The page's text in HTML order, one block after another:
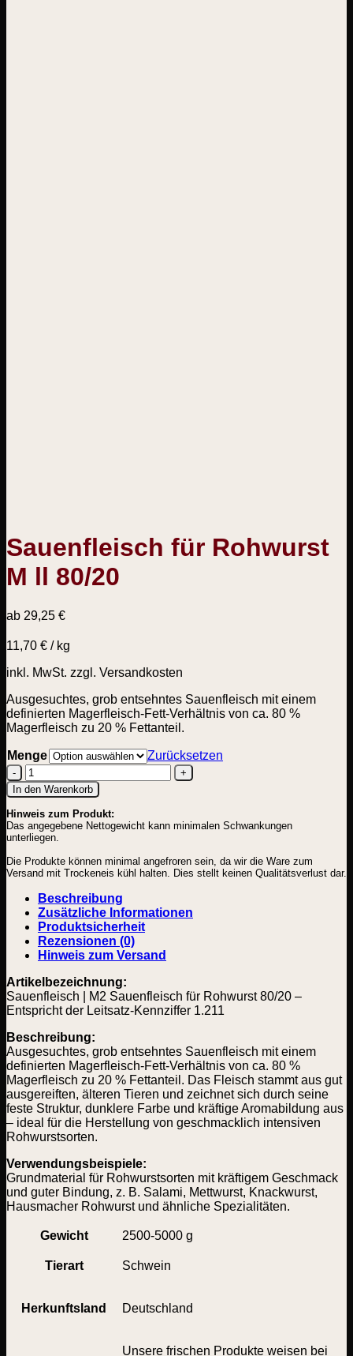
Sauenfleisch für Rohwurst
M ll 80/20
ab 29,25 €
11,70 € / kg
inkl. MwSt. zzgl. Versandkosten
Ausgesuchtes, grob entsehntes Sauenfleisch mit einem
definierten Magerfleisch-Fett-Verhältnis von ca. 80 %
Magerfleisch zu 20 % Fettanteil.
Menge Zurücksetzen
Sauenfleisch
für
Rohwurst
M
ll
80/20
Menge
In den Warenkorb
Hinweis zum Produkt:
Das angegebene Nettogewicht kann minimalen Schwankungen
unterliegen.
Die Produkte können minimal angefroren sein, da wir die Ware zum
Versand mit Trockeneis kühl halten. Dies stellt keinen Qualitätsverlust dar.
Beschreibung
Zusätzliche Informationen
Produktsicherheit
Rezensionen (0)
Hinweis zum Versand
Artikelbezeichnung:
Sauenfleisch | M2 Sauenfleisch für Rohwurst 80/20 –
Entspricht der Leitsatz-Kennziffer 1.211
Beschreibung:
Ausgesuchtes, grob entsehntes Sauenfleisch mit einem
definierten Magerfleisch-Fett-Verhältnis von ca. 80 %
Magerfleisch zu 20 % Fettanteil. Das Fleisch stammt aus gut
ausgereiften, älteren Tieren und zeichnet sich durch seine
feste Struktur, dunklere Farbe und kräftige Aromabildung aus
– ideal für die Herstellung von geschmacklich intensiven
Rohwurstsorten.
Verwendungsbeispiele:
Grundmaterial für Rohwurstsorten mit kräftigem Geschmack
und guter Bindung, z. B. Salami, Mettwurst, Knackwurst,
Hausmacher Rohwurst und ähnliche Spezialitäten.
Gewicht 2500-5000 g
Tierart Schwein
Herkunftsland Deutschland
Unsere frischen Produkte weisen bei